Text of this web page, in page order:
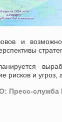
и
рисков и
Пресс-служба